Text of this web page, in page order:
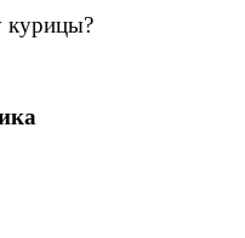
курицы?